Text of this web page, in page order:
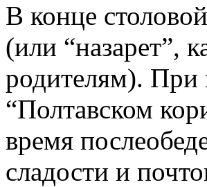
В конце
(или “назарет”,
родителям). При
“Полтавском
время
сладости и